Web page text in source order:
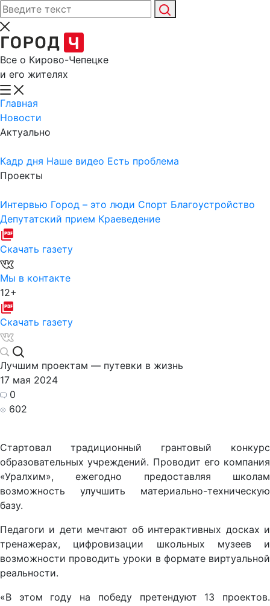
Все о Кирово-Чепецке
и его жителях
Главная
Новости
Актуально
Кадр дня Наше видео Есть проблема
Проекты
Интервью Город – это люди Спорт Благоустройство
Депутатский прием Краеведение
Скачать газету
Мы в контакте
12+
Скачать газету
Лучшим проектам — путевки в жизнь
17 мая 2024
0
602
Стартовал традиционный грантовый конкурс
образовательных учреждений. Проводит его компания
«Уралхим», ежегодно предоставляя школам
возможность улучшить материально-техническую
базу.
Педагоги и дети мечтают об интерактивных досках и
тренажерах, цифровизации школьных музеев и
возможности проводить уроки в формате виртуальной
реальности.
«В этом году на победу претендуют 13 проектов.